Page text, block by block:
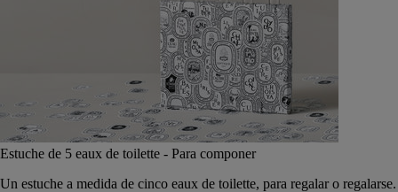
Estuche de 5 eaux de toilette - Para componer
Un estuche a medida de cinco eaux de toilette, para regalar o regalarse.